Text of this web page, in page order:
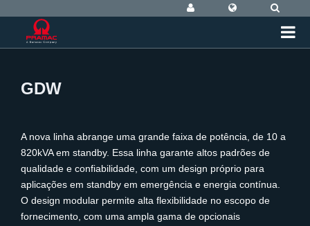
GDW
A nova linha abrange uma grande faixa de potência, de 10 a
820kVA em standby. Essa linha garante altos padrões de
qualidade e confiabilidade, com um design próprio para
aplicações em standby em emergência e energia contínua.
O design modular permite alta flexibilidade no escopo de
fornecimento, com uma ampla gama de opcionais